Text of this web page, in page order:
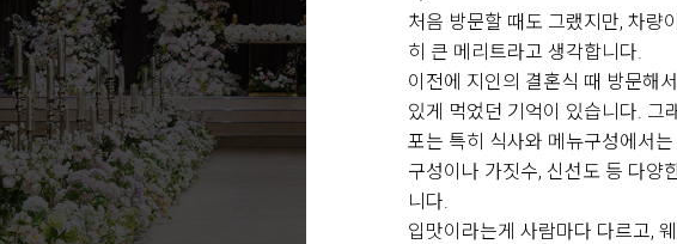
처음 방문할 때도 그랬지만, 차량
히 큰 메리트라고 생각합니다.
이전에 지인의 결혼식 때 방문해
있게 먹었던 기억이 있습니다. 그
포는 특히 식사와 메뉴구성에서
구성이나 가짓수, 신선도 등 다양
니다.
입맛이라는게 사람마다 다르고,